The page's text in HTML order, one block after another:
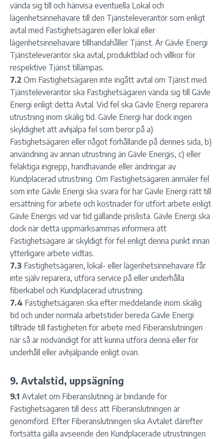
vända sig till och hänvisa eventuella Lokal och
lägenhetsinnehavare till den Tjänsteleverantör som enligt
avtal med Fastighetsägaren eller lokal eller
lägenhetsinnehavare tillhandahåller Tjänst. Är Gävle Energi
Tjänsteleverantör ska avtal, produktblad och villkor för
respektive Tjänst tillämpas.
7.2 Om Fastighetsägaren inte ingått avtal om Tjänst med
Tjänsteleverantör ska Fastighetsägaren vända sig till Gävle
Energi enligt detta Avtal. Vid fel ska Gävle Energi reparera
utrustning inom skälig tid. Gävle Energi har dock ingen
skyldighet att avhjälpa fel som beror på a)
Fastighetsägaren eller något förhållande på dennes sida, b)
användning av annan utrustning än Gävle Energis, c) eller
felaktiga ingrepp, handhavande eller ändringar av
Kundplacerad utrustning. Om Fastighetsägaren anmäler fel
som inte Gävle Energi ska svara för har Gävle Energi rätt till
ersättning för arbete och kostnader för utfört arbete enligt
Gävle Energis vid var tid gällande prislista. Gävle Energi ska
dock när detta uppmärksammas informera att
Fastighetsägare är skyldigt för fel enligt denna punkt innan
ytterligare arbete vidtas.
7.3 Fastighetsägaren, lokal- eller lägenhetsinnehavare får
inte själv reparera, utföra service på eller underhålla
fiberkabel och Kundplacerad utrustning.
7.4 Fastighetsägaren ska efter meddelande inom skälig
tid och under normala arbetstider bereda Gävle Energi
tillträde till fastigheten för arbete med Fiberanslutningen
när så är nödvändigt för att kunna utföra denna eller för
underhåll eller avhjälpande enligt ovan.
9. Avtalstid, uppsägning
9.1 Avtalet om Fiberanslutning är bindande för
Fastighetsägaren till dess att Fiberanslutningen är
genomförd. Efter Fiberanslutningen ska Avtalet därefter
fortsätta gälla avseende den Kundplacerade utrustningen